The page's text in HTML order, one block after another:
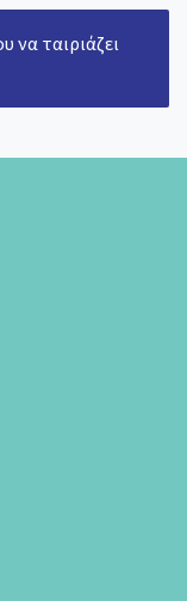
να ταιριάζει